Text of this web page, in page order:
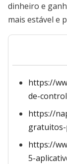
dinheiro e
mais estável e
https://
de-
https://
https://
5-